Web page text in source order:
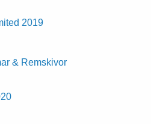
2019
& Remskivor